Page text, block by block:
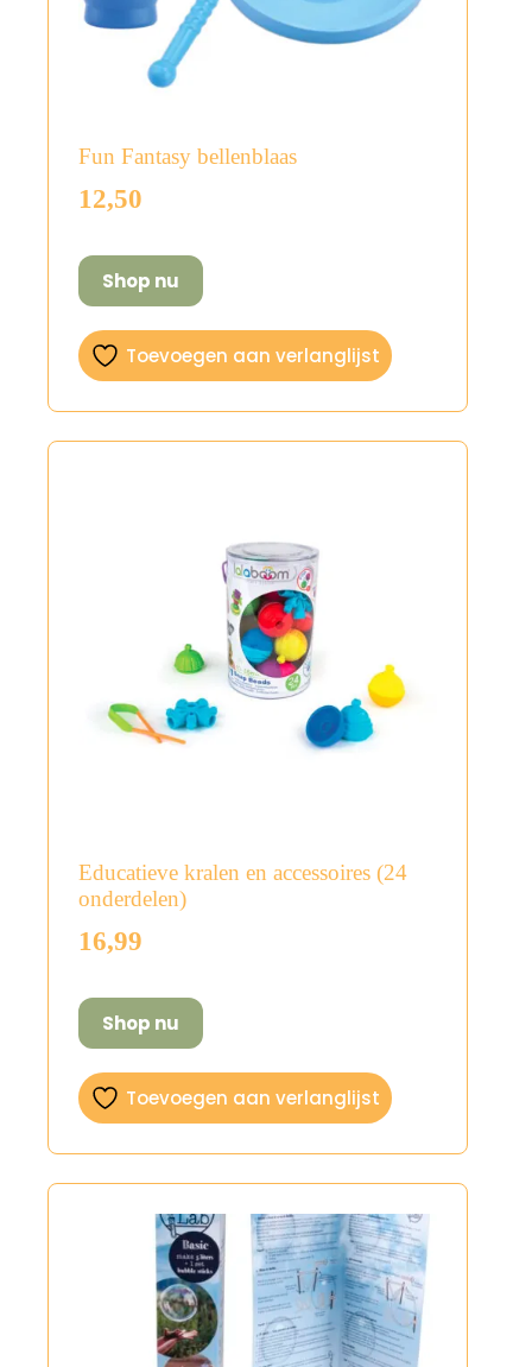
Fun Fantasy bellenblaas
12,50
Shop nu
Toevoegen aan verlanglijst
Educatieve kralen en accessoires (24
onderdelen)
16,99
Shop nu
Toevoegen aan verlanglijst